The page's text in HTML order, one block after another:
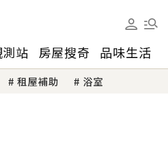
站 房屋搜奇 品味生活
租屋補助 浴室